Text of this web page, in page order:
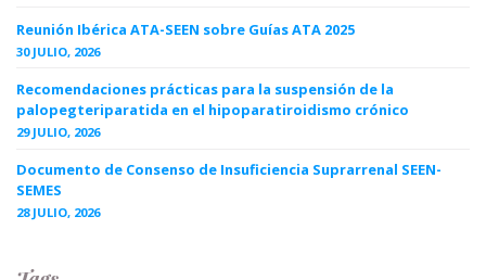
Reunión Ibérica ATA-SEEN sobre Guías ATA 2025
30 JULIO, 2026
Recomendaciones prácticas para la suspensión de la
palopegteriparatida en el hipoparatiroidismo crónico
29 JULIO, 2026
Documento de Consenso de Insuficiencia Suprarrenal SEEN-
SEMES
28 JULIO, 2026